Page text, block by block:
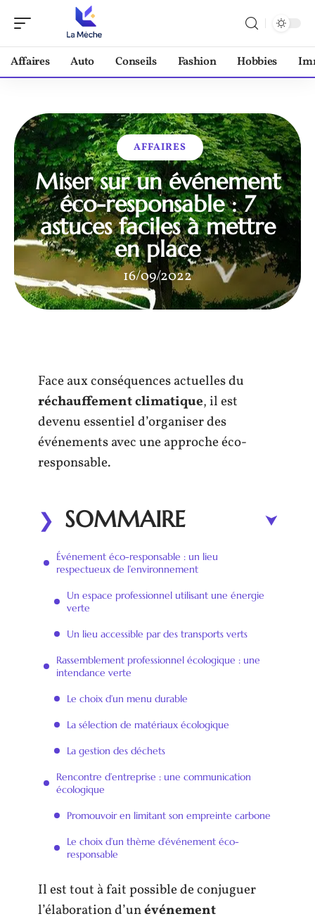
Affaires Auto Conseils Fashion Hobbies
AFFAIRES
Miser sur un événement
éco-responsable : 7
astuces faciles à mettre
en place
16/09/2022
Face aux conséquences actuelles du
réchauffement climatique, il est
devenu essentiel d’organiser des
événements avec une approche éco-
responsable.
SOMMAIRE
Événement éco-responsable : un lieu
respectueux de l’environnement
Un espace professionnel utilisant une énergie
verte
Un lieu accessible par des transports verts
Rassemblement professionnel écologique : une
intendance verte
Le choix d’un menu durable
La sélection de matériaux écologique
La gestion des déchets
Rencontre d’entreprise : une communication
écologique
Promouvoir en limitant son empreinte carbone
Le choix d’un thème d’événement éco-
responsable
Il est tout à fait possible de conjuguer
l’élaboration d’unévénement